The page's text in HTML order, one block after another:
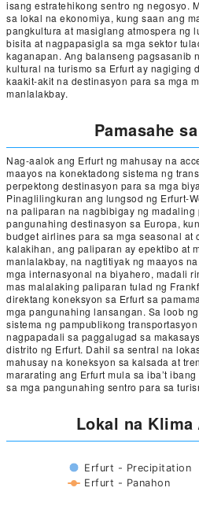
isang estratehikong sentro ng negosyo.
sa lokal na ekonomiya, kung saan ang
pangkultura at masiglang atmospera ng
bisita at nagpapasigla sa mga sektor
kaganapan. Ang balanseng pagsasanib
kultural na turismo sa Erfurt ay nagiging
kaakit-akit na destinasyon para sa mga
manlalakbay.
Pamasahe
Nag-aalok ang Erfurt ng mahusay na
maayos na konektadong sistema ng
perpektong destinasyon para sa mga
Pinaglilingkuran ang lungsod ng Erfurt-
na paliparan na nagbibigay ng madaling
pangunahing destinasyon sa Europa,
budget airlines para sa mga seasonal at
kalakihan, ang paliparan ay epektibo at
manlalakbay, na nagtitiyak ng maayos
mga internasyonal na biyahero, madali
mas malalaking paliparan tulad ng
direktang koneksyon sa Erfurt sa
mga pangunahing lansangan. Sa loob
sistema ng pampublikong
nagpapadali sa paggalugad sa
distrito ng Erfurt. Dahil sa sentral na
mahusay na koneksyon sa kalsada at
mararating ang Erfurt mula sa iba’t
sa mga pangunahing sentro para sa
Lokal na Klima
Erfurt - Precipitation
Erfurt - Panahon